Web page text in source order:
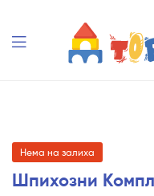
Нема на залиха
Шпихозни